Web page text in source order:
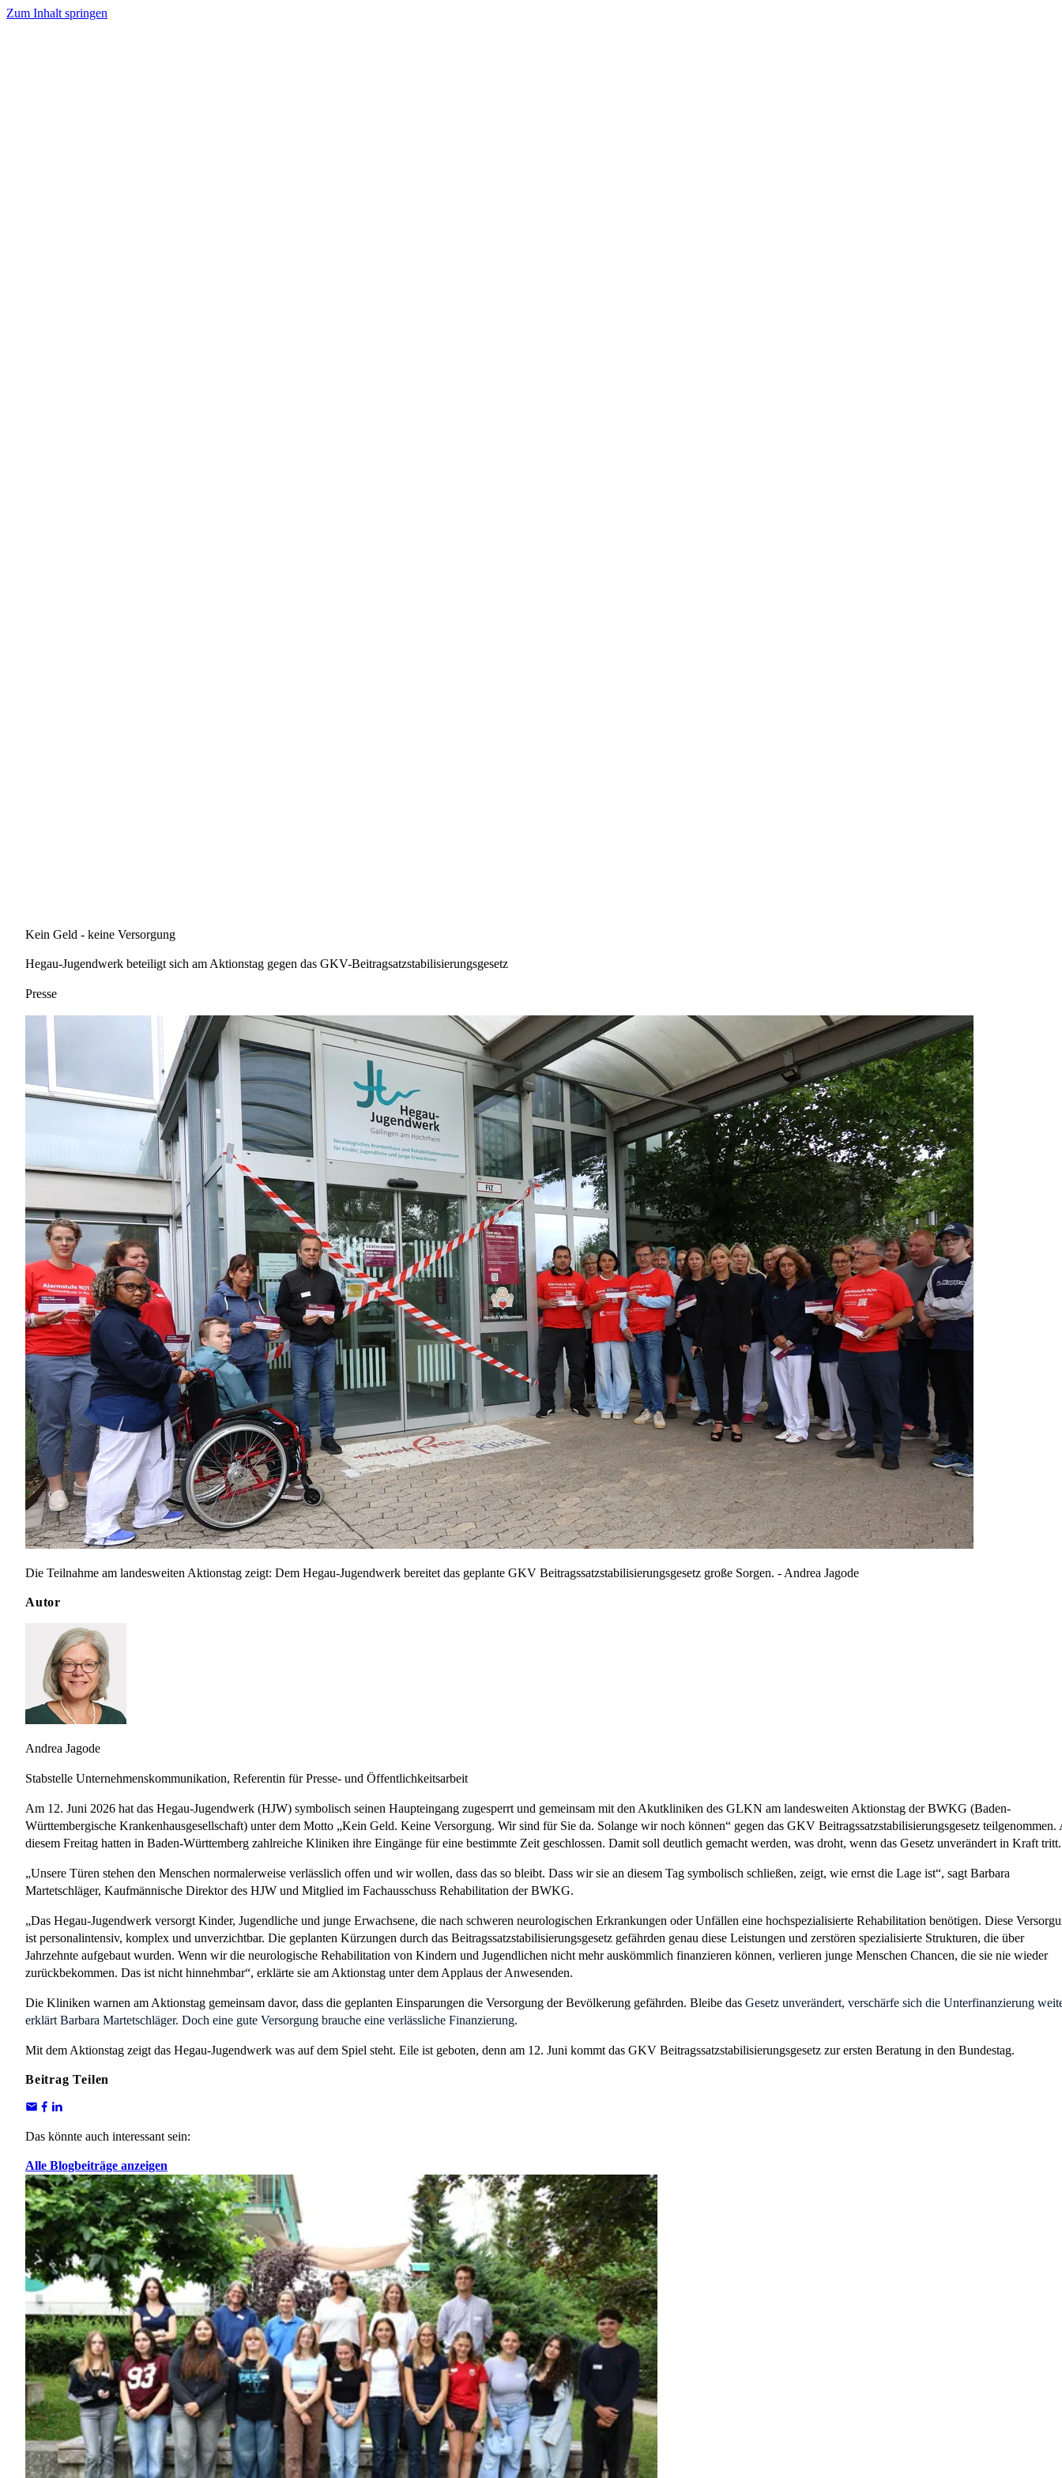
Zum Inhalt springen
Kein Geld - keine Versorgung
Hegau-Jugendwerk beteiligt sich am Aktionstag gegen das GKV-Beitragsatzstabilisierungsgesetz
Presse
Die Teilnahme am landesweiten Aktionstag zeigt: Dem Hegau-Jugendwerk bereitet das geplante GKV Beitragssatzstabilisierungsgesetz große Sorgen. - Andrea Jagode
Autor
Andrea Jagode
Stabstelle Unternehmenskommunikation, Referentin für Presse- und Öffentlichkeitsarbeit
Am 12. Juni 2026 hat das Hegau-Jugendwerk (HJW) symbolisch seinen Haupteingang zugesperrt und gemeinsam mit den Akutkliniken des GLKN am landesweiten Aktionstag der BWKG (Baden-
Württembergische Krankenhausgesellschaft) unter dem Motto „Kein Geld. Keine Versorgung. Wir sind für Sie da. Solange wir noch können“ gegen das GKV Beitragssatzstabilisierungsgesetz teilgenommen.
diesem Freitag hatten in Baden-Württemberg zahlreiche Kliniken ihre Eingänge für eine bestimmte Zeit geschlossen. Damit soll deutlich gemacht werden, was droht, wenn das Gesetz unverändert in Kraft tritt.
„Unsere Türen stehen den Menschen normalerweise verlässlich offen und wir wollen, dass das so bleibt. Dass wir sie an diesem Tag symbolisch schließen, zeigt, wie ernst die Lage ist“, sagt Barbara
Martetschläger, Kaufmännische Direktor des HJW und Mitglied im Fachausschuss Rehabilitation der BWKG.
„Das Hegau‑Jugendwerk versorgt Kinder, Jugendliche und junge Erwachsene, die nach schweren neurologischen Erkrankungen oder Unfällen eine hochspezialisierte Rehabilitation benötigen. Diese
ist personalintensiv, komplex und unverzichtbar. Die geplanten Kürzungen durch das Beitragssatzstabilisierungsgesetz gefährden genau diese Leistungen und zerstören spezialisierte Strukturen, die über
Jahrzehnte aufgebaut wurden. Wenn wir die neurologische Rehabilitation von Kindern und Jugendlichen nicht mehr auskömmlich finanzieren können, verlieren junge Menschen Chancen, die sie nie wieder
zurückbekommen. Das ist nicht hinnehmbar“, erklärte sie am Aktionstag unter dem Applaus der Anwesenden.
Die Kliniken warnen am Aktionstag gemeinsam davor, dass die geplanten Einsparungen die Versorgung der Bevölkerung gefährden. Bleibe das Gesetz unverändert, verschärfe sich die Unterfinanzierung
erklärt Barbara Martetschläger. Doch eine gute Versorgung brauche eine verlässliche Finanzierung.
Mit dem Aktionstag zeigt das Hegau-Jugendwerk was auf dem Spiel steht. Eile ist geboten, denn am 12. Juni kommt das GKV Beitragssatzstabilisierungsgesetz zur ersten Beratung in den Bundestag.
Beitrag Teilen
Das könnte auch interessant sein:
Alle Blogbeiträge anzeigen